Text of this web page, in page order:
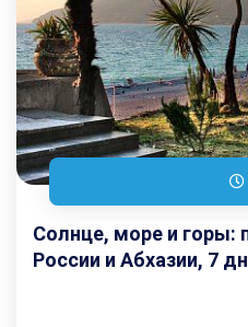
Солнце, море и горы:
России и Абхазии, 7